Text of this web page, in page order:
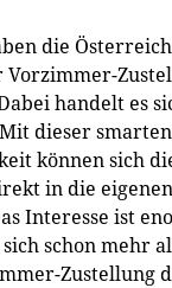
die
Vorzimmer-
handelt es
dieser
können sich
in die
Interesse ist
schon mehr
Zustellung